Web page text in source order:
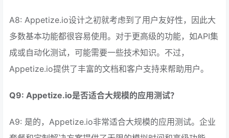
A8: Appetize.io设计之初就考虑到了用户友好性，因此大
多数基本功能都很容易使用。对于更高级的功能，如API集
成或自动化测试，可能需要一些技术知识。不过，
Appetize.io提供了丰富的文档和客户支持来帮助用户。
Q9: Appetize.io是否适合大规模的应用测试？
A9: 是的，Appetize.io非常适合大规模的应用测试。企业